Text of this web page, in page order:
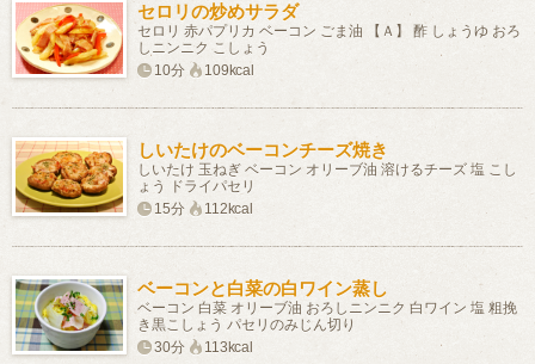
セロリの炒めサラダ
セロリ 赤パプリカ ベーコン ごま油 【Ａ】 酢 しょうゆ おろ
しニンニク こしょう
10分
109kcal
しいたけのベーコンチーズ焼き
しいたけ 玉ねぎ ベーコン オリーブ油 溶けるチーズ 塩 こし
ょう ドライパセリ
15分
112kcal
ベーコンと白菜の白ワイン蒸し
ベーコン 白菜 オリーブ油 おろしニンニク 白ワイン 塩 粗挽
き黒こしょう パセリのみじん切り
30分
113kcal